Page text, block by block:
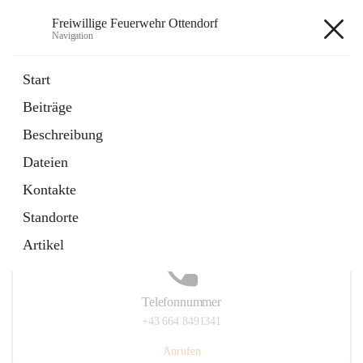
Freiwillige Feuerwehr Ottendorf
Navigation
Start
Beiträge
Beschreibung
Dateien
Kontakte
Standorte
Artikel
Telefonnummer
+43 664 8491341
Anrufen